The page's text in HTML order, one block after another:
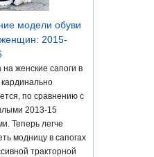
модели обуви
2015-
на женские сапоги в
по сравнению с
2013-15
Теперь легче
модницу в сапогах
тракторной